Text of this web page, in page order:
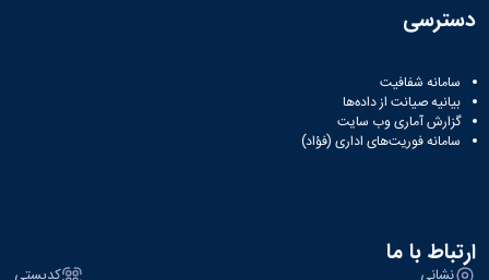
دسترسی
سامانه شفافیت
بیانیه صیانت از داده‌ها
گزارش آماری وب‌ سایت
سامانه فوریت‌های اداری (فؤاد)
ارتباط با ما